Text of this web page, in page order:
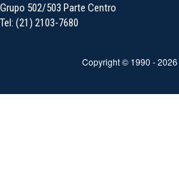
Grupo 502/503 Parte Centro
Tel: (21) 2103-7680
Copyright © 1990 -2026